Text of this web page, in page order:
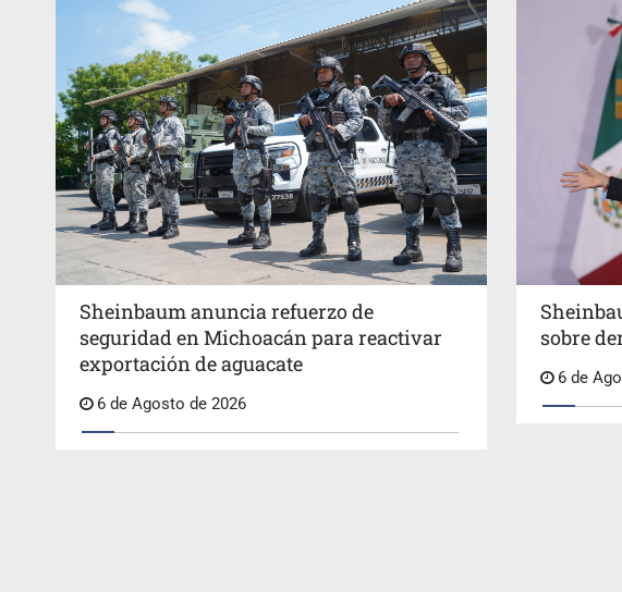
Sheinbaum anuncia refuerzo de
seguridad en Michoacán para reactivar
exportación de aguacate
6 de Agosto de 2026
sobre
6 de